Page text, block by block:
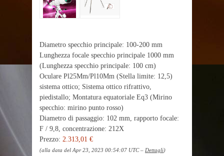
Diametro specchio principale: 100-200 mm
Lunghezza focale specchio principale 1000 mm
(Lunghezza specchio principale: 100 cm)
Oculare Pl25Mm/Pl10Mm (Stella limite: 12,5)
sistema ottico; Sistema ottico rifrattivo,
piedistallo; Montatura equatoriale Eq3 (Mirino
specchio: mirino punto rosso)
Diametro di passaggio: 102 mm, rapporto focale:
F / 9,8, concentrazione: 212X
Prezzo: 2.313,01 €
(alla data del Apr 23, 2023 00:54:07 UTC – Dettagli)